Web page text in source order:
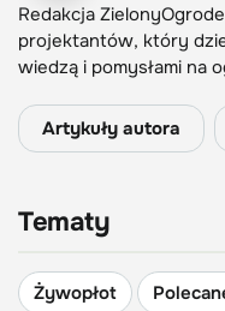
Redakcja
projektantów, który
wiedzą i pomysłami na
Artykuły autora
Tematy
Żywopłot